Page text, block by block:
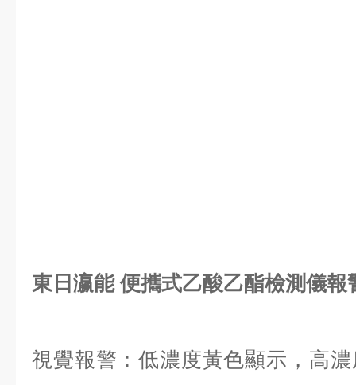
東日瀛能 便攜式乙酸乙酯檢測儀報
視覺報警：低濃度黃色顯示，高